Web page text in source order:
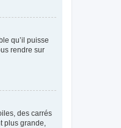
qu’il puisse
rendre sur
des carrés
plus grande,